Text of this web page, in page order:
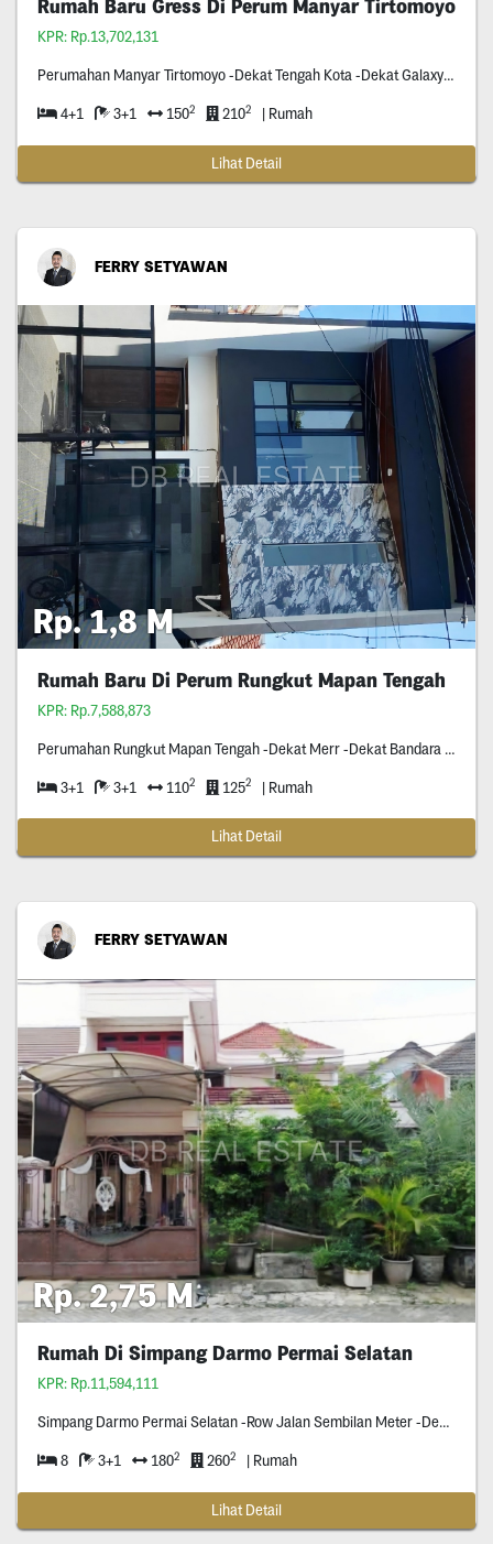
Rumah Baru Gress Di Perum Manyar Tirtomoyo
KPR: Rp.13,702,131
Perumahan Manyar Tirtomoyo -Dekat Tengah Kota -Dekat Galaxy Mall -Carport Dua Mobil -Row Jalan Tiga Mobil -Ready Dua Unit Jejer -
4+1 3+1 1502 2102 | Rumah
Lihat Detail
FERRY SETYAWAN
Rp. 1,8 M
Rumah Baru Di Perum Rungkut Mapan Tengah
KPR: Rp.7,588,873
Perumahan Rungkut Mapan Tengah -Dekat Merr -Dekat Bandara Juanda -
3+1 3+1 1102 1252 | Rumah
Lihat Detail
FERRY SETYAWAN
Rp. 2,75 M
Rumah Di Simpang Darmo Permai Selatan
KPR: Rp.11,594,111
Simpang Darmo Permai Selatan -Row Jalan Sembilan Meter -Dekat Pakuwon Mall -Dekat Tol Satelit -Surat Shm -
8 3+1 1802 2602 | Rumah
Lihat Detail